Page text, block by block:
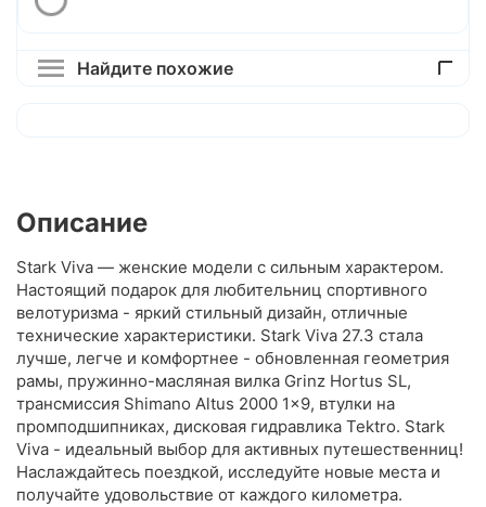
Найдите похожие
Описание
Stark Viva — женские модели с сильным характером.
Настоящий подарок для любительниц спортивного
велотуризма - яркий стильный дизайн, отличные
технические характеристики. Stark Viva 27.3 стала
лучше, легче и комфортнее - обновленная геометрия
рамы, пружинно-масляная вилка Grinz Hortus SL,
трансмиссия Shimano Altus 2000 1x9, втулки на
промподшипниках, дисковая гидравлика Tektro. Stark
Viva - идеальный выбор для активных путешественниц!
Наслаждайтесь поездкой, исследуйте новые места и
получайте удовольствие от каждого километра.